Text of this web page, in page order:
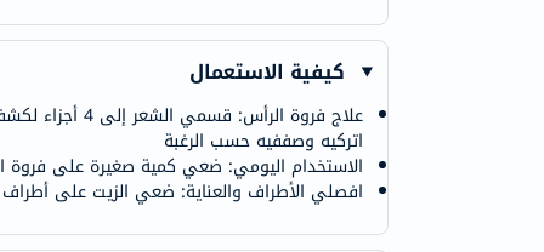
كيفية الاستعمال
علاج فروة
اتركيه وصففيه حسب الرغبة
الاستخدام اليومي: ضعي كمية صغيرة على
افصلي الأطراف والعناية: ضعي الزيت على أطراف الشعر، ضعي غطاء